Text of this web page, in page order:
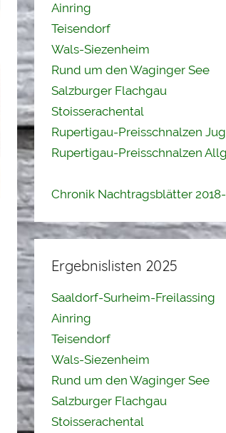
Ainring
Teisendorf
Wals-Siezenheim
Rund um den Waginger See
Salzburger Flachgau
Stoisserachental
Rupertigau-Preisschnalzen
Rupertigau-Preisschnalzen
Chronik Nachtragsblätter
Ergebnislisten 2025
Saaldorf-Surheim-Freilassing
Ainring
Teisendorf
Wals-Siezenheim
Rund um den Waginger See
Salzburger Flachgau
Stoisserachental